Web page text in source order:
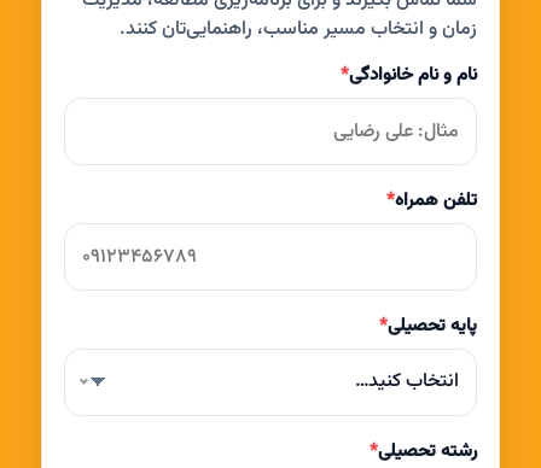
زمان و انتخاب مسیر مناسب، راهنمایی‌تان کنند.
نام و نام خانوادگی*
تلفن همراه*
پایه تحصیلی*
انتخاب کنید…
رشته تحصیلی*